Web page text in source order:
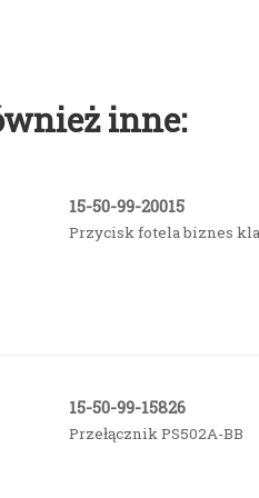
inne:
15-50-99-20015
Przycisk fotela biznes
15-50-99-15826
Przełącznik PS502A-BB